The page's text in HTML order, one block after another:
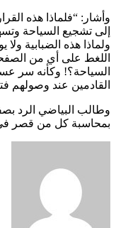
وأشار: “فلماذا هذه
إلى تشجيع السياحة
ولماذا هذه الضبابية ولا
اللغط على أي من
السياحة؟! وكأنه سر
القادمين عند وصولهم
وطالب البياضي الرد
بمحاسبة كل من قصر في